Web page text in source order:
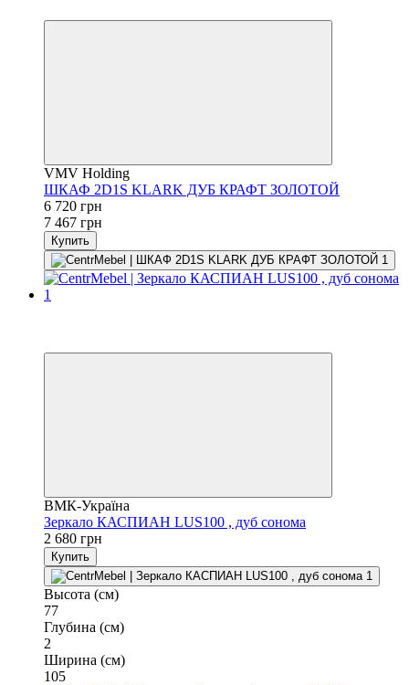
VMV Holding
ШКАФ 2D1S KLARK ДУБ КРАФТ ЗОЛОТОЙ
6 720 грн
7 467 грн
Купить
ВМК-Україна
Зеркало КАСПИАН LUS100 , дуб сонома
2 680 грн
Купить
Высота (см)
77
Глубина (см)
2
Ширина (см)
105